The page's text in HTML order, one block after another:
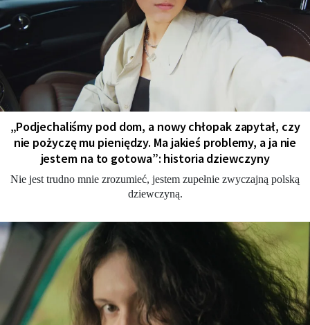
„Podjechaliśmy pod dom, a nowy chłopak zapytał, czy
nie pożyczę mu pieniędzy. Ma jakieś problemy, a ja nie
jestem na to gotowa”: historia dziewczyny
Nie jest trudno mnie zrozumieć, jestem zupełnie zwyczajną polską
dziewczyną.